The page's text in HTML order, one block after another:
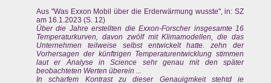
Aus "Was Exxon Mobil über die Erderwärmung wusste", in: SZ
am 16.1.2023 (S. 12)
Über die Jahre erstellten die Exxon-Forscher insgesamte 16
Temperaturkurven, davon zwölf mit Klimamodellen, die das
Unternehmen teilweise selbst entwickelt hatte. zehn der
Vorhersagen der künftrigen Temperaturentwicklung stimmen
laut er Analyse in Science sehr genau mit den später
beobachteten Werten überein ...
In scharfem Kontrast zu dieser Genauigmkeit stehtd ie